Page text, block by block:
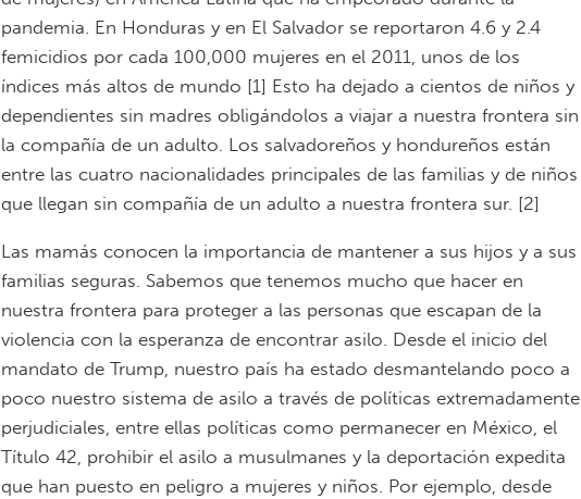
pandemia. En Honduras y en El Salvador se reportaron 4.6 y 2.4
femicidios por cada 100,000 mujeres en el 2011, unos de los
índices más altos de mundo [1] Esto ha dejado a cientos de niños y
dependientes sin madres obligándolos a viajar a nuestra frontera sin
la compañía de un adulto. Los salvadoreños y hondureños están
entre las cuatro nacionalidades principales de las familias y de niños
que llegan sin compañía de un adulto a nuestra frontera sur. [2]
Las mamás conocen la importancia de mantener a sus hijos y a sus
familias seguras. Sabemos que tenemos mucho que hacer en
nuestra frontera para proteger a las personas que escapan de la
violencia con la esperanza de encontrar asilo. Desde el inicio del
mandato de Trump, nuestro país ha estado desmantelando poco a
poco nuestro sistema de asilo a través de políticas extremadamente
perjudiciales, entre ellas políticas como permanecer en México, el
Título 42, prohibir el asilo a musulmanes y la deportación expedita
que han puesto en peligro a mujeres y niños. Por ejemplo, desde